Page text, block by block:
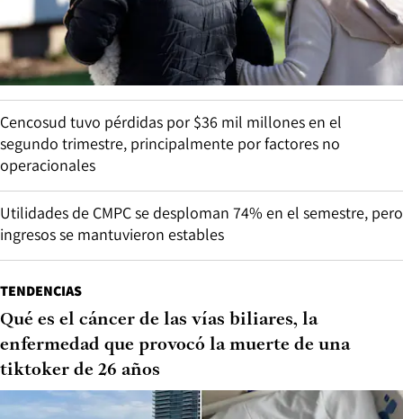
Cencosud tuvo pérdidas por $36 mil millones en el
segundo trimestre, principalmente por factores no
operacionales
Utilidades de CMPC se desploman 74% en el semestre, pero
ingresos se mantuvieron estables
TENDENCIAS
Qué es el cáncer de las vías biliares, la
enfermedad que provocó la muerte de una
tiktoker de 26 años